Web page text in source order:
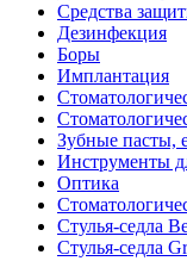
Средства
Дезинфекция
Боры
Имплантация
Зубные пасты,
Инструменты
Оптика
Стулья-седла
Стулья-седла